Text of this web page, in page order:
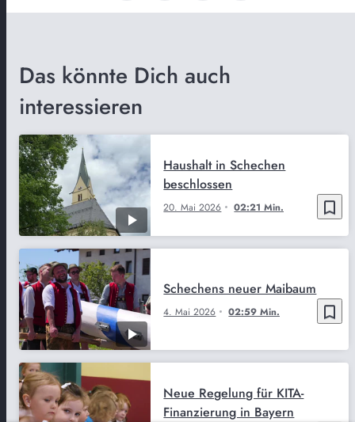
Das könnte Dich auch
interessieren
bookmark_border
20. Mai 2026 02:21 Min.
Haushalt in Schechen
beschlossen
bookmark_border
4. Mai 2026 02:59 Min.
Schechens neuer Maibaum
Neue Regelung für KITA-
Finanzierung in Bayern